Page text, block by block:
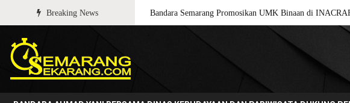
Breaking News Bandara Semarang Promosikan UMK Binaan di